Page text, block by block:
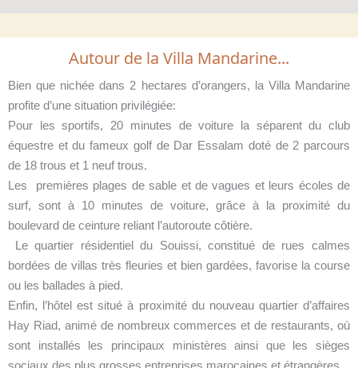
Autour de la Villa Mandarine...
Bien que nichée dans 2 hectares d’orangers, la Villa Mandarine
profite d’une situation privilégiée:
Pour les sportifs, 20 minutes de voiture la séparent du club
équestre et du fameux golf de Dar Essalam doté de 2 parcours
de 18 trous et 1 neuf trous.
Les premières plages de sable et de vagues et leurs écoles de
surf, sont à 10 minutes de voiture, grâce à la proximité du
boulevard de ceinture reliant l’autoroute côtière.
Le quartier résidentiel du Souissi, constitué de rues calmes
bordées de villas très fleuries et bien gardées, favorise la course
ou les ballades à pied.
Enfin, l’hôtel est situé à proximité du nouveau quartier d’affaires
Hay Riad, animé de nombreux commerces et de restaurants, où
sont installés les principaux ministères ainsi que les sièges
sociaux des plus grosses entreprises marocaines et étrangères.